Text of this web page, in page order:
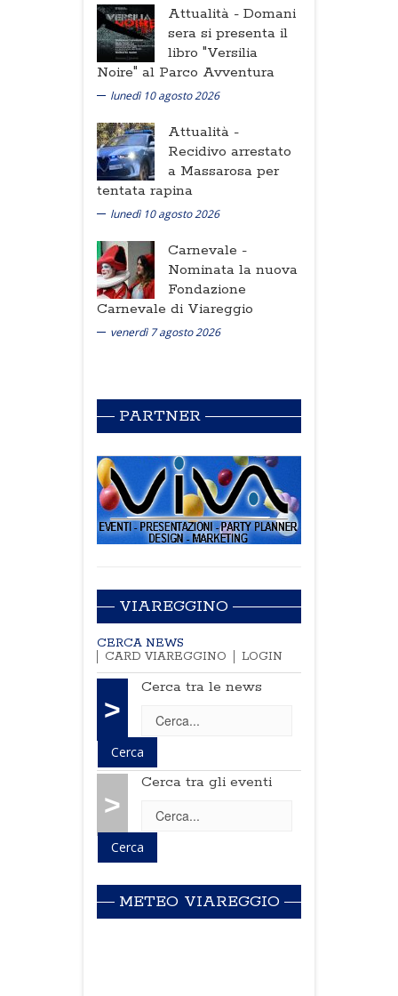
Attualità - Domani
sera si presenta il
libro "Versilia
Noire" al Parco Avventura
lunedì 10 agosto 2026
Attualità -
Recidivo arrestato
a Massarosa per
tentata rapina
lunedì 10 agosto 2026
Carnevale -
Nominata la nuova
Fondazione
Carnevale di Viareggio
venerdì 7 agosto 2026
PARTNER
VIAREGGINO
CERCA NEWS
CARD VIAREGGINO
LOGIN
>
Cerca tra le news
>
Cerca tra gli eventi
METEO VIAREGGIO